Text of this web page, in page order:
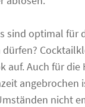
sind optimal für
auf. Auch für
nicht